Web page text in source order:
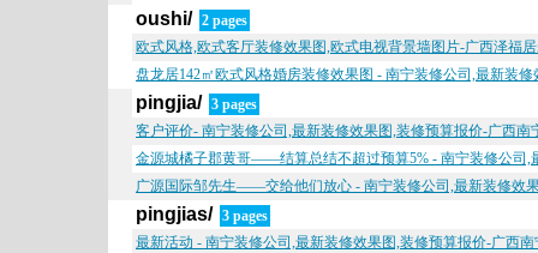
oushi/ 2 pages
欧式风格,欧式客厅装修效果图,欧式电视背景墙图片-广西泽福
盘龙居142㎡欧式风格婚房装修效果图 - 南宁装修公司,最新装
pingjia/ 3 pages
客户评价- 南宁装修公司,最新装修效果图,装修预算报价-广西南
金源城橘子郡黄哥——结算总结不超过预算5% - 南宁装修公司,
广源国际邹先生——交给他们放心 - 南宁装修公司,最新装修效
pingjias/ 3 pages
最新活动 - 南宁装修公司,最新装修效果图,装修预算报价-广西